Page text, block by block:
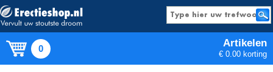
0 Artikelen
€ 0.00 korting